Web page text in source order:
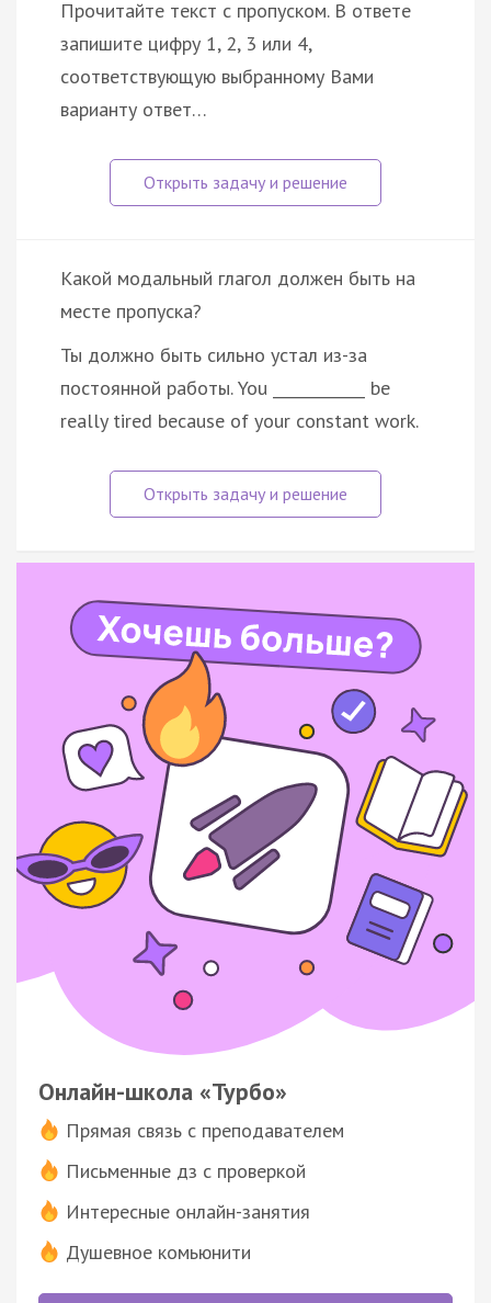
Прочитайте текст с пропуском. В ответе
запишите цифру 1, 2, 3 или 4,
соответствующую выбранному Вами
варианту ответ…
Какой модальный глагол должен быть на
месте пропуска?
Ты должно быть сильно устал из-за
постоянной работы. You ____________ be
really tired because of your constant work.
Онлайн-школа «Турбо»
Прямая связь с преподавателем
Письменные дз с проверкой
Интересные онлайн-занятия
Душевное комьюнити